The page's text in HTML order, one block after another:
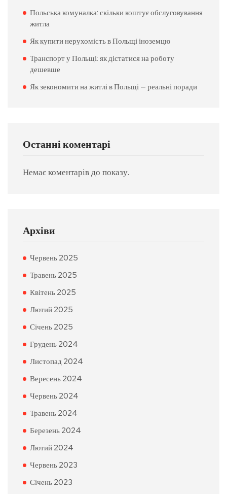
Польська комуналка: скільки коштує обслуговування
житла
Як купити нерухомість в Польщі іноземцю
Транспорт у Польщі: як дістатися на роботу
дешевше
Як зекономити на житлі в Польщі — реальні поради
Останні коментарі
Немає коментарів до показу.
Архіви
Червень 2025
Травень 2025
Квітень 2025
Лютий 2025
Січень 2025
Грудень 2024
Листопад 2024
Вересень 2024
Червень 2024
Травень 2024
Березень 2024
Лютий 2024
Червень 2023
Січень 2023